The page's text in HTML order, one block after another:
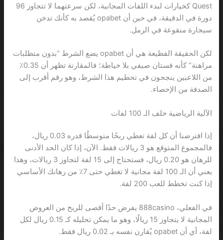
Quest كخيارات لبدء اللفات المجانية، لكن سرعتهما لا تتجاوز 96
دورة في الدقيقة، في حين أن opabet يُقصد به كأنك تدخن
سيجارة منقوعة في الرمل.
لكن الحقيقة الفظيعة هي أن opabet يضع الشرط “بدون متطلبات
مراهنة” كأنه فستان صيفي بلا خياطة؛ فالمقارنة تظهر أن 0.35٪
من اللاعبين ينجحون في تحطيم هذا الشرط، وهو رقم أقرب إلى
الصدفة من الإحصاء.
الآلية الرياضية خلف الـ 100 لفات
إذا افترضنا أن كل لفة تعطي ربحًا متوسطًا قدره 0.03 ريال،
فالمجموع المتوقع هو 3 ريالات فقط. الآن، إذا كان الحد الأدنى
للرهان هو 0.20 ريال، فستحتاج إلى 15 لفة لتجاوز 3 ريالات، وهذا
يعني أن الـ 100 لفة مجانية لا تغطي حتى 7٪ من رهانك الأساسي
إذا كنت تخطط للعب 200 لفة.
في الفعلي، 888casino يفرض حدًا أقصى للربح من العروض
المجانية لا يتجاوز 15 ريالًا، وهو ما يمكن تحليله كـ 0.15 ريال لكل
لفة، أي أن opabet يُقارن نفسه بـ 0.02 ريال فقط.